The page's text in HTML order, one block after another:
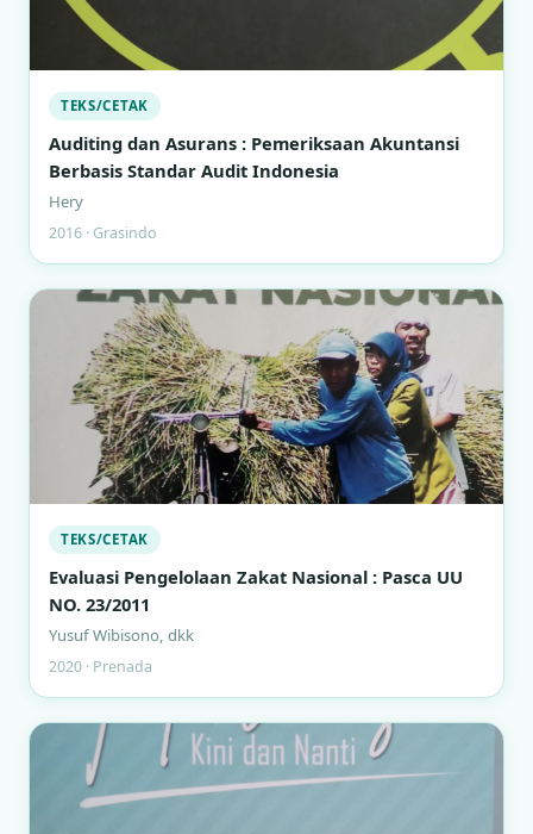
TEKS/CETAK
Auditing dan Asurans : Pemeriksaan Akuntansi
Berbasis Standar Audit Indonesia
Hery
2016 · Grasindo
TEKS/CETAK
Evaluasi Pengelolaan Zakat Nasional : Pasca UU
NO. 23/2011
Yusuf Wibisono, dkk
2020 · Prenada